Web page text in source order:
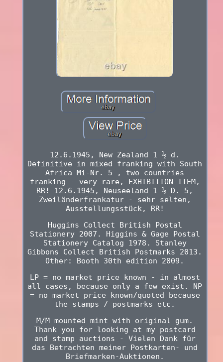
12.6.1945, New Zealand 1 ½ d.
Definitive in mixed franking with South
Africa Mi-Nr. 5 , two countries
franking - very rare, EXHIBITION-ITEM,
RR! 12.6.1945, Neuseeland 1 ½ D. 5,
Zweiländerfrankatur - sehr selten,
Ausstellungsstück, RR!
Huggins Collect British Postal
Stationery 2007. Higgins & Gage Postal
Stationery Catalog 1978. Stanley
Gibbons Collect British Postmarks 2013.
Other: Booth 30th edition 2009.
LP = no market price known - in almost
all cases, because only a few exist. NP
= no market price known/quoted because
the stamps / postmarks etc.
M/M mounted mint with original gum.
Thank you for looking at my postcard
and stamp auctions - Vielen Dank für
das Betrachten meiner Postkarten- und
Briefmarken-Auktionen.